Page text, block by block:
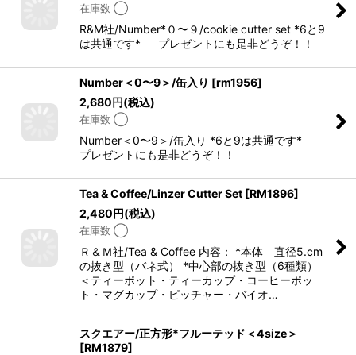
在庫数 ◯
R&M社/Number*０〜９/cookie cutter set *6と9
は共通です* プレゼントにも是非どうぞ！！
Number＜0〜9＞/缶入り [rm1956]
2,680円(税込)
在庫数 ◯
Number＜0〜9＞/缶入り *6と9は共通です*
プレゼントにも是非どうぞ！！
Tea & Coffee/Linzer Cutter Set [RM1896]
2,480円(税込)
在庫数 ◯
Ｒ＆Ｍ社/Tea & Coffee 内容： *本体 直径5.cm
の抜き型（バネ式） *中心部の抜き型（6種類）
＜ティーポット・ティーカップ・コーヒーポッ
ト・マグカップ・ピッチャー・バイオ…
スクエアー/正方形*フルーテッド＜4size＞
[RM1879]